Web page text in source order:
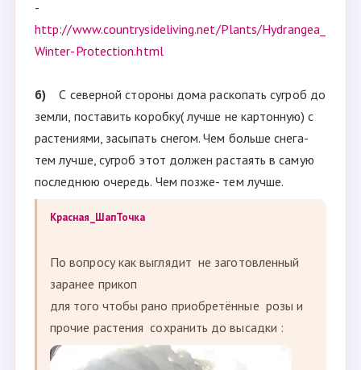
-
http://www.countrysideliving.net/Plants/Hydrangea_
Winter-Protection.html
б)
С северной стороны дома раскопать сугроб до
земли, поставить коробку( лучше не картонную) с
растениями, засыпать снегом. Чем больше снега-
тем лучше, сугроб этот должен растаять в самую
последнюю очередь. Чем позже- тем лучше.
Красная_ШапТочка
По вопросу как выглядит не заготовленный
заранее прикоп
для того чтобы рано приобретённые розы и
прочие растения сохранить до высадки :